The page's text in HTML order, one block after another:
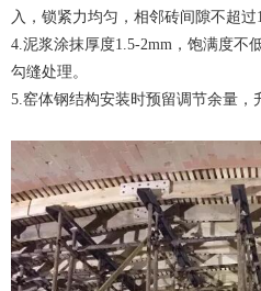
入，锁紧力均匀，相邻砖间隙不超过
4.泥浆涂抹厚度1.5-2mm，饱满度不
勾缝处理。
5.窑体钢结构安装时预留调节余量，